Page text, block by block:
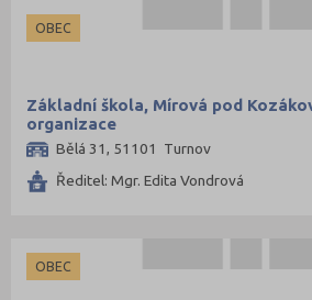
OBEC
Základní škola, Mírová pod
organizace
Bělá 31, 51101 Turnov
Ředitel: Mgr. Edita Vondrová
OBEC